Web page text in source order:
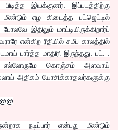
இயக்குனர். இப்படத்திற்கு
மீண்டும் எழ கிடைத்த பட்ஜெட்டில்
இதிலும் மாட்டியிருக்கிறார்ப்
என்கிற ரீதியில் சமீப காலத்தில்
பார்த்த மாதிரி இருந்தது. பட். .
எல்லோருமே கொஞ்சம் அளவாய்
அதிகம் யோசிக்காதவர்களுக்கு
நடிப்பார் என்பது மீண்டும்